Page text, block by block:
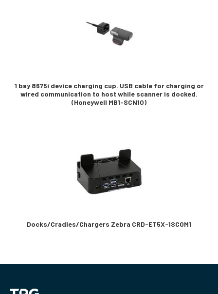
1 bay 8675i device charging cup. USB cable for charging or
wired communication to host while scanner is docked.
(Honeywell MB1-SCN10)
Docks/Cradles/Chargers Zebra CRD-ET5X-1SCOM1